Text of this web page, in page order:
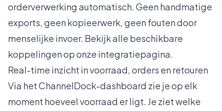
orderverwerking automatisch. Geen handmatige
exports, geen kopieerwerk, geen fouten door
menselijke invoer. Bekijk alle beschikbare
koppelingen oponze integratiepagina.
Real-time inzicht in voorraad, orders en retouren
Via het ChannelDock-dashboard zie je op elk
moment hoeveel voorraad er ligt. Je ziet welke